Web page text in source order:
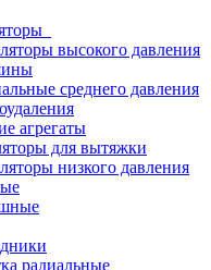
высокого давления
среднего давления
агрегаты
для вытяжки
низкого давления
радиальные